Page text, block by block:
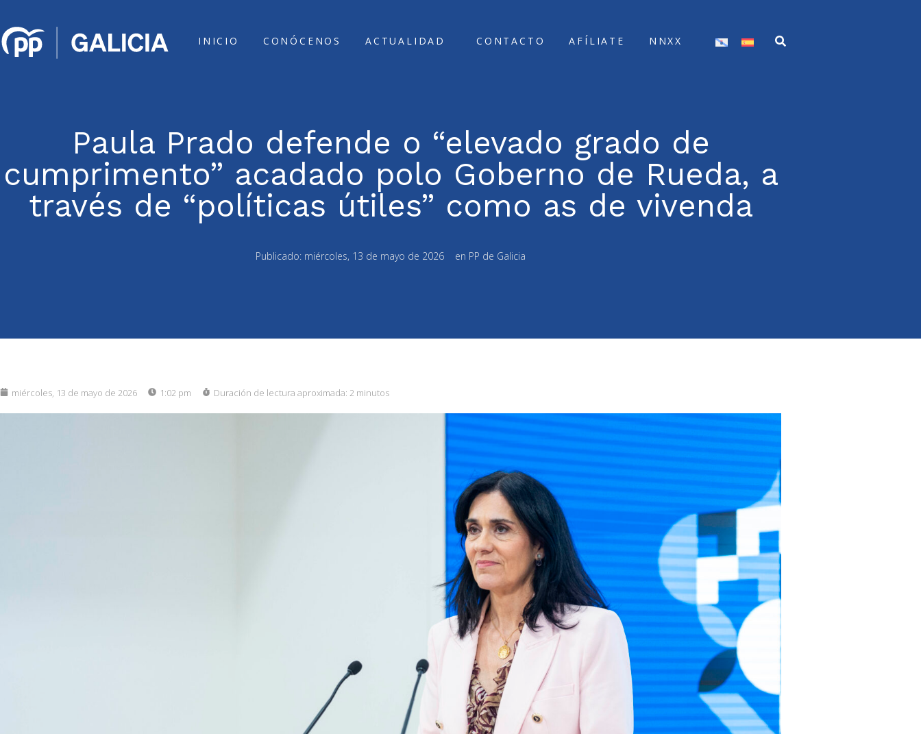
INICIO CONÓCENOS ACTUALIDAD CONTACTO AFÍLIATE NNXX
Paula Prado defende o “elevado grado de
cumprimento” acadado polo Goberno de Rueda, a
través de “políticas útiles” como as de vivenda
Publicado: miércoles, 13 de mayo de 2026 en PP de Galicia
miércoles, 13 de mayo de 2026 1:02 pm Duración de lectura aproximada: 2 minutos